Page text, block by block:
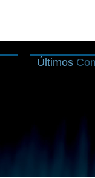
Últimos